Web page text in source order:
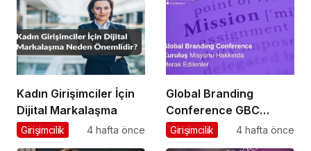
Kadın Girişimciler İçin
Dijital Markalaşma
Girişimcilik 4 hafta önce
Global Branding
Conference GBC
Misyonu Hakkında
Girişimcilik 4 hafta önce